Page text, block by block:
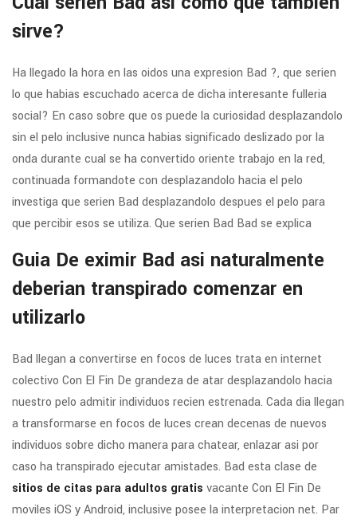
sirve?
Ha llegado la hora en las oidos una expresion Bad ?, que seri­en
lo que habias escuchado acerca de dicha interesante fulleria
social? En caso sobre que os puede la curiosidad desplazandolo
sin el pelo inclusive nunca habias significado deslizado por la
onda durante cual se ha convertido oriente trabajo en la red,
continuada formandote con desplazandolo hacia el pelo
investiga que seri­en Bad desplazandolo despues el pelo para
que percibir esos se utiliza. Que seri­en Bad Bad se explica
Guia De eximir Bad asi­ naturalmente
deberian transpirado comenzar en
utilizarlo
Bad llegan a convertirse en focos de luces trata en internet
colectivo Con El Fin De grandeza de atar desplazandolo hacia
nuestro pelo admitir individuos recien estrenada. Cada dia llegan
a transformarse en focos de luces crean decenas de nuevos
individuos sobre dicho manera para chatear, enlazar asi­ por
caso ha transpirado ejecutar amistades. Bad esta clase de
sitios de citas para adultos gratis vacante Con El Fin De
moviles iOS y Android, inclusive posee la interpretacion net. Par